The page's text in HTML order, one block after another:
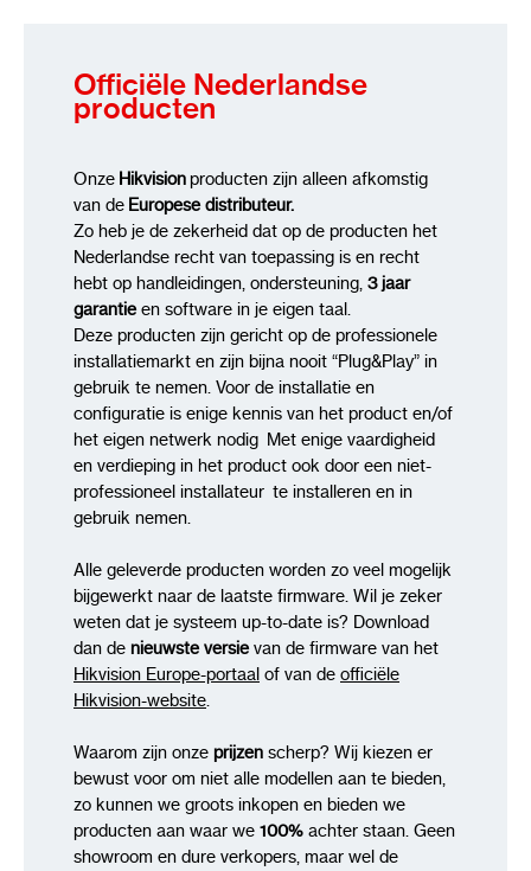
Alarmingangen/uitgangen: 4 / 1
Belangrijkste functies: NVR van de serie
AcuSense
Filtering van valse alarmen op basis van
herkenning van personen en voertuigen
(lijnoverschrijding, binnendringen) - max. 4 Mpx
Intelligente beeldanalyse:
Muisbediening: IR-afstandsbediening
meegeleverd
Ondersteunde talen: Engels, Nederlands.
SAP Code: 303608344
Algemeen:
Power Supply:
Working Temperature:-10°~+55°
Working Humidity: 10%~90%
Chassis:1U
Dimension (W × D × H): 385 × 315 ×52 mm
Officiële Nederlandse
producten
Onze Hikvisionproducten zijn alleen afkomstig
van de Europese distributeur.
Zo heb je de zekerheid dat op de producten het
Nederlandse recht van toepassing is en recht
hebt op handleidingen, ondersteuning, 3 jaar
garantieen software in je eigen taal.
Deze producten zijn gericht op de professionele
installatiemarkt en zijn bijna nooit “Plug&Play” in
gebruik te nemen. Voor de installatie en
configuratie is enige kennis van het product en/of
het eigen netwerk nodig Met enige vaardigheid
en verdieping in het product ook door een niet-
professioneel installateur te installeren en in
gebruik nemen.
Alle geleverde producten worden zo veel mogelijk
bijgewerkt naar de laatste firmware. Wil je zeker
weten dat je systeem up-to-date is? Download
dan de nieuwste versievan de firmware van het
Hikvision Europe-portaal of van de officiële
Hikvision-website.
Waarom zijn onze prijzen scherp? Wij kiezen er
bewust voor om niet alle modellen aan te bieden,
zo kunnen we groots inkopen en bieden we
producten aan waar we 100% achter staan. Geen
showroom en dure verkopers, maar wel de